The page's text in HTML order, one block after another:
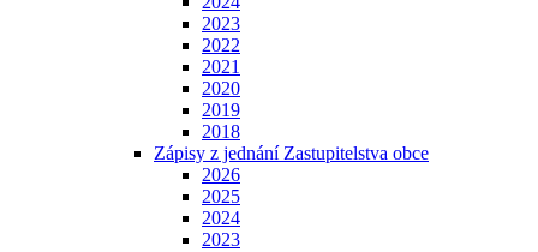
2023
2022
2021
2020
2019
2018
Zápisy z jednání Zastupitelstva obce
2026
2025
2024
2023